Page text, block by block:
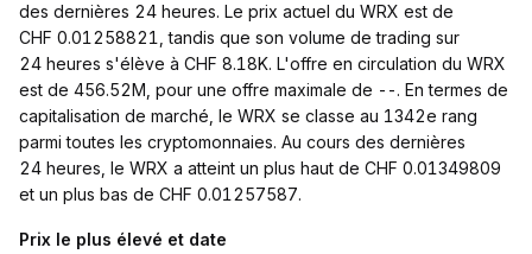
des dernières 24 heures. Le prix actuel du WRX est de
CHF 0.01258821, tandis que son volume de trading sur
24 heures s'élève à CHF 8.18K. L'offre en circulation du WRX
est de 456.52M, pour une offre maximale de --. En termes de
capitalisation de marché, le WRX se classe au 1342e rang
parmi toutes les cryptomonnaies. Au cours des dernières
24 heures, le WRX a atteint un plus haut de CHF 0.01349809
et un plus bas de CHF 0.01257587.
Prix le plus élevé et date